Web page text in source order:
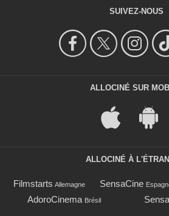
SUIVEZ-NOUS
ALLOCINÉ SUR
ALLOCINÉ À
Filmstarts Allemagne SensaCine
AdoroCinema Brésil